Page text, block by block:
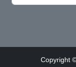
Copyright